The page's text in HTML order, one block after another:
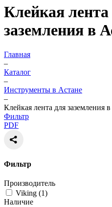
Клейкая лента
заземления в
Главная
–
Каталог
–
Инструменты в Астане
–
Клейкая лента для заземления
Фильтр
PDF
Фильтр
Производитель
Viking (1)
Наличие